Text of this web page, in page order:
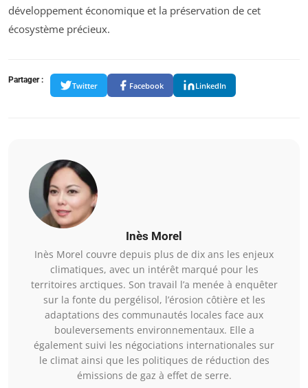
développement économique et la préservation de cet
écosystème précieux.
Partager :
Twitter Facebook LinkedIn
Inès Morel
Inès Morel couvre depuis plus de dix ans les enjeux
climatiques, avec un intérêt marqué pour les
territoires arctiques. Son travail l’a menée à enquêter
sur la fonte du pergélisol, l’érosion côtière et les
adaptations des communautés locales face aux
bouleversements environnementaux. Elle a
également suivi les négociations internationales sur
le climat ainsi que les politiques de réduction des
émissions de gaz à effet de serre.